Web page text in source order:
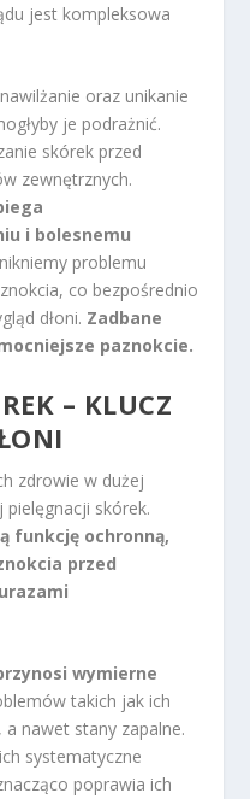
jest kompleksowa
oraz unikanie
je podrażnić.
skórek przed
zewnętrznych.
i bolesnemu
problemu
co bezpośrednio
dłoni. Zadbane
paznokcie.
– KLUCZ
zdrowie w dużej
skórek.
funkcję ochronną,
przed
wymierne
takich jak ich
a nawet stany zapalne.
systematyczne
poprawia ich